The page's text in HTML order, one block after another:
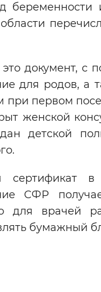
документ,
для родов, а
первом
женской
детской
сертификат
СФР
для врачей
бумажный